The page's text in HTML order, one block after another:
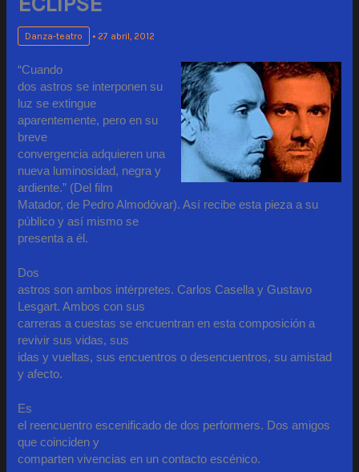
Danza-teatro • 27 abril, 2012
“Cuando
dos astros se interponen su
luz se extingue
aparentemente, pero en su
breve
convergencia adquieren una
nueva luminosidad, negra y
ardiente.” (Del film
Matador, de Pedro Almodóvar). Así recibe esta pieza a su
público y así mismo se
presenta a él.
Dos
astros son ambos intérpretes. Carlos Casella y Gustavo
Lesgart. Ambos con sus
carreras a cuestas se encuentran en esta composición a
revivir sus vidas, sus
idas y vueltas, sus encuentros o desencuentros, su amistad
y afecto.
Es
el reencuentro escenificado de dos performers. Dos amigos
que coinciden y
comparten vivencias en un contacto escénico.